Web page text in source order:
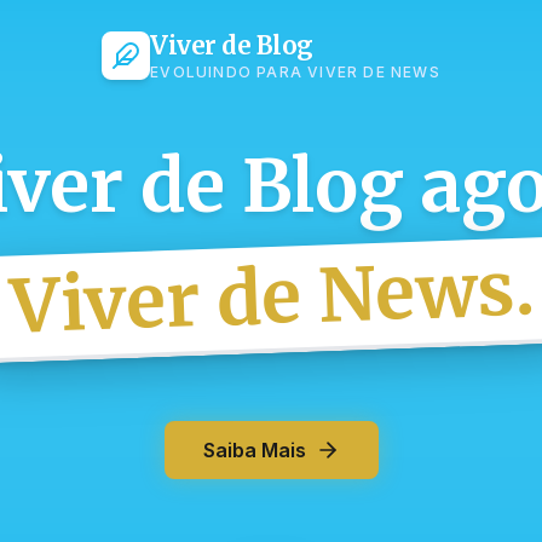
Viver de Blog
EVOLUINDO PARA VIVER DE NEWS
de Blog
Viver de News.
Saiba Mais